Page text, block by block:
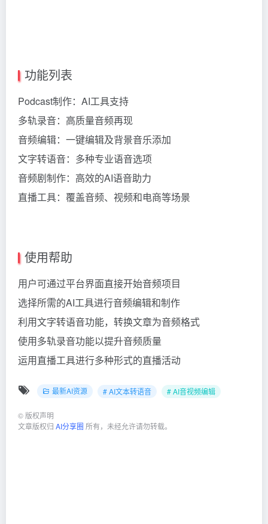
功能列表
Podcast制作：AI工具支持
多轨录音：高质量音频再现
音频编辑：一键编辑及背景音乐添加
文字转语音：多种专业语音选项
音频剧制作：高效的AI语音助力
直播工具：覆盖音频、视频和电商等场景
使用帮助
用户可通过平台界面直接开始音频项目
选择所需的AI工具进行音频编辑和制作
利用文字转语音功能，转换文章为音频格式
使用多轨录音功能以提升音频质量
运用直播工具进行多种形式的直播活动
最新AI资源 # AI文本转语音 # AI音视频编辑
© 版权声明
文章版权归 AI分享圈 所有，未经允许请勿转载。